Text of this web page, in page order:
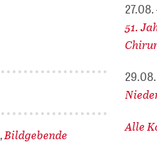
,Bildgebende
51.
29.08.
Alle